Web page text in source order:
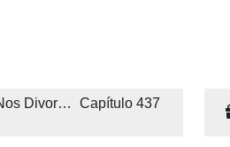
Bilionário, Vamos Nos Divorciar Capítulo 437